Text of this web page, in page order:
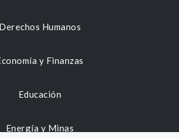
Derechos Humanos
y Finanzas
Educación
Energía y Minas